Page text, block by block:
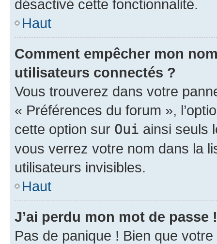
désactivé cette fonctionnalité.
Haut
Comment empêcher mon
utilisateurs connectés ?
Vous trouverez dans votre
« Préférences du forum »,
cette option sur Oui ainsi seuls
vous verrez votre nom dans la
utilisateurs invisibles.
Haut
J’ai perdu mon mot de passe !
Pas de panique ! Bien que